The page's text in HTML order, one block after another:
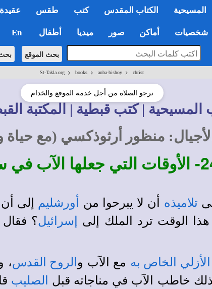
المسيحية الكتاب المقدس كتب طقس عقيدة
شخصيات أماكن صور ميديا أطفال En
بحث الموقع
St-Takla.org > books > anba-bishoy > christ
نرجو الصلاة من أجل خدمة الموقع والخدام
المسيحية | كتب قبطية | المكتبة
منظور أرثوذكسي (مع حياة
الأوقات التي جعلها الآب في
تلاميذه أن لا يبرحوا من أورشليم إلى
الوقت ترد الملك إلى
إسرائيل؟
الخاص به مع الآب و الروح القدس،
خاطب الآب في مناجاته قبل
الصليب